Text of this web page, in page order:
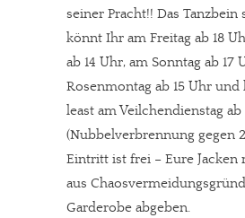
seiner Pracht!! Das Tanzbein
könnt Ihr am Freitag ab 18
ab 14 Uhr, am Sonntag ab 17
Rosenmontag ab 15 Uhr
least am Veilchendienstag ab
(Nubbelverbrennung gegen
Eintritt ist frei – Eure Jacken
aus
Garderobe abgeben.